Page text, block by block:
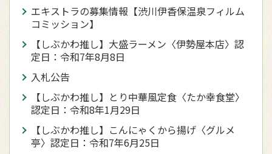
エキストラの募集情報【渋川伊香保温泉フィルム
コミッション】
【しぶかわ推し】大盛ラーメン〈伊勢屋本店〉認
定日：令和7年8月8日
入札公告
【しぶかわ推し】とり中華風定食〈たか幸食堂〉
認定日：令和8年1月29日
【しぶかわ推し】こんにゃくから揚げ〈グルメ
亭〉認定日：令和7年6月25日